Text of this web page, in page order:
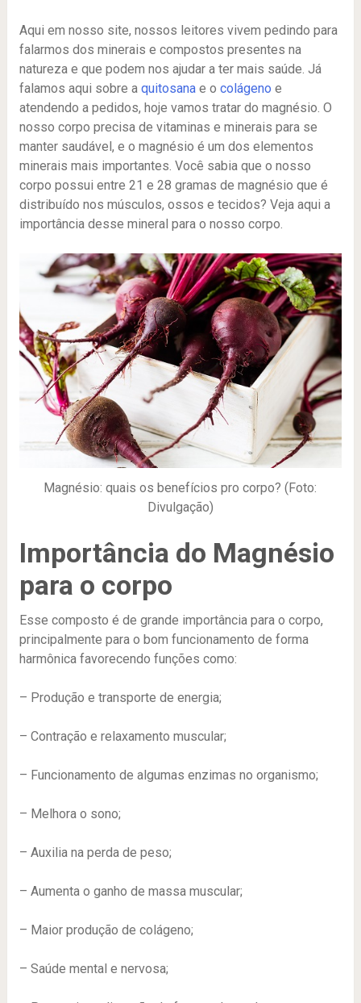
Aqui em nosso site, nossos leitores vivem pedindo para
falarmos dos minerais e compostos presentes na
natureza e que podem nos ajudar a ter mais saúde. Já
falamos aqui sobre a quitosanae o colágeno e
atendendo a pedidos, hoje vamos tratar do magnésio. O
nosso corpo precisa de vitaminas e minerais para se
manter saudável, e o magnésio é um dos elementos
minerais mais importantes. Você sabia que o nosso
corpo possui entre 21 e 28 gramas de magnésio que é
distribuído nos músculos, ossos e tecidos? Veja aqui a
importância desse mineral para o nosso corpo.
Magnésio: quais os benefícios pro corpo? (Foto:
Divulgação)
Importância do Magnésio
para o corpo
Esse composto é de grande importância para o corpo,
principalmente para o bom funcionamento de forma
harmônica favorecendo funções como:
– Produção e transporte de energia;
– Contração e relaxamento muscular;
– Funcionamento de algumas enzimas no organismo;
– Melhora o sono;
– Auxilia na perda de peso;
– Aumenta o ganho de massa muscular;
– Maior produção de colágeno;
– Saúde mental e nervosa;